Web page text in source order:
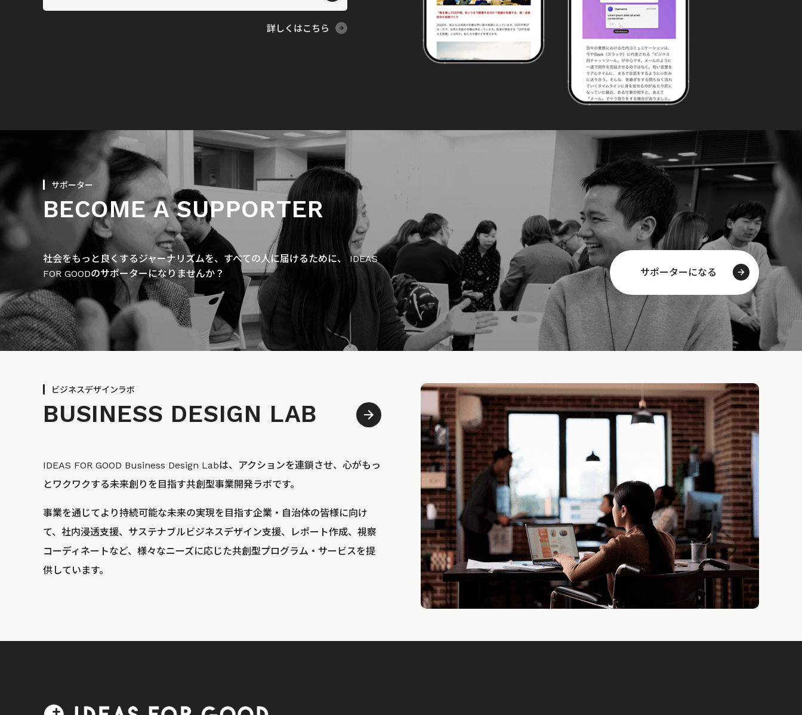
詳しくはこちら
サポーター
BECOME A SUPPORTER
社会をもっと良くするジャーナリズムを、すべての人に届けるために、 IDEAS
FOR GOODのサポーターになりませんか？
サポーターになる
ビジネスデザインラボ
BUSINESS DESIGN LAB
IDEAS FOR GOOD Business Design Labは、アクションを連鎖させ、心がもっ
とワクワクする未来創りを目指す共創型事業開発ラボです。
事業を通じてより持続可能な未来の実現を目指す企業・自治体の皆様に向け
て、社内浸透支援、サステナブルビジネスデザイン支援、レポート作成、視察
コーディネートなど、様々なニーズに応じた共創型プログラム・サービスを提
供しています。